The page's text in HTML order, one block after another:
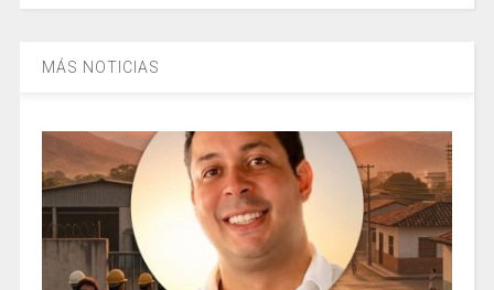
MÁS NOTICIAS